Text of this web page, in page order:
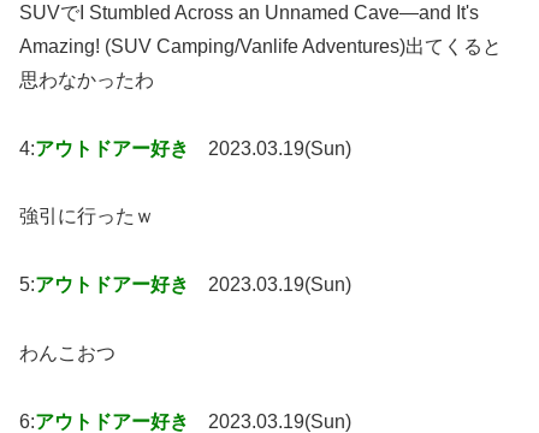
SUVでI Stumbled Across an Unnamed Cave—and It's
Amazing! (SUV Camping/Vanlife Adventures)出てくると
思わなかったわ
4:アウトドアー好き 2023.03.19(Sun)
強引に行ったｗ
5:アウトドアー好き 2023.03.19(Sun)
わんこおつ
6:アウトドアー好き 2023.03.19(Sun)